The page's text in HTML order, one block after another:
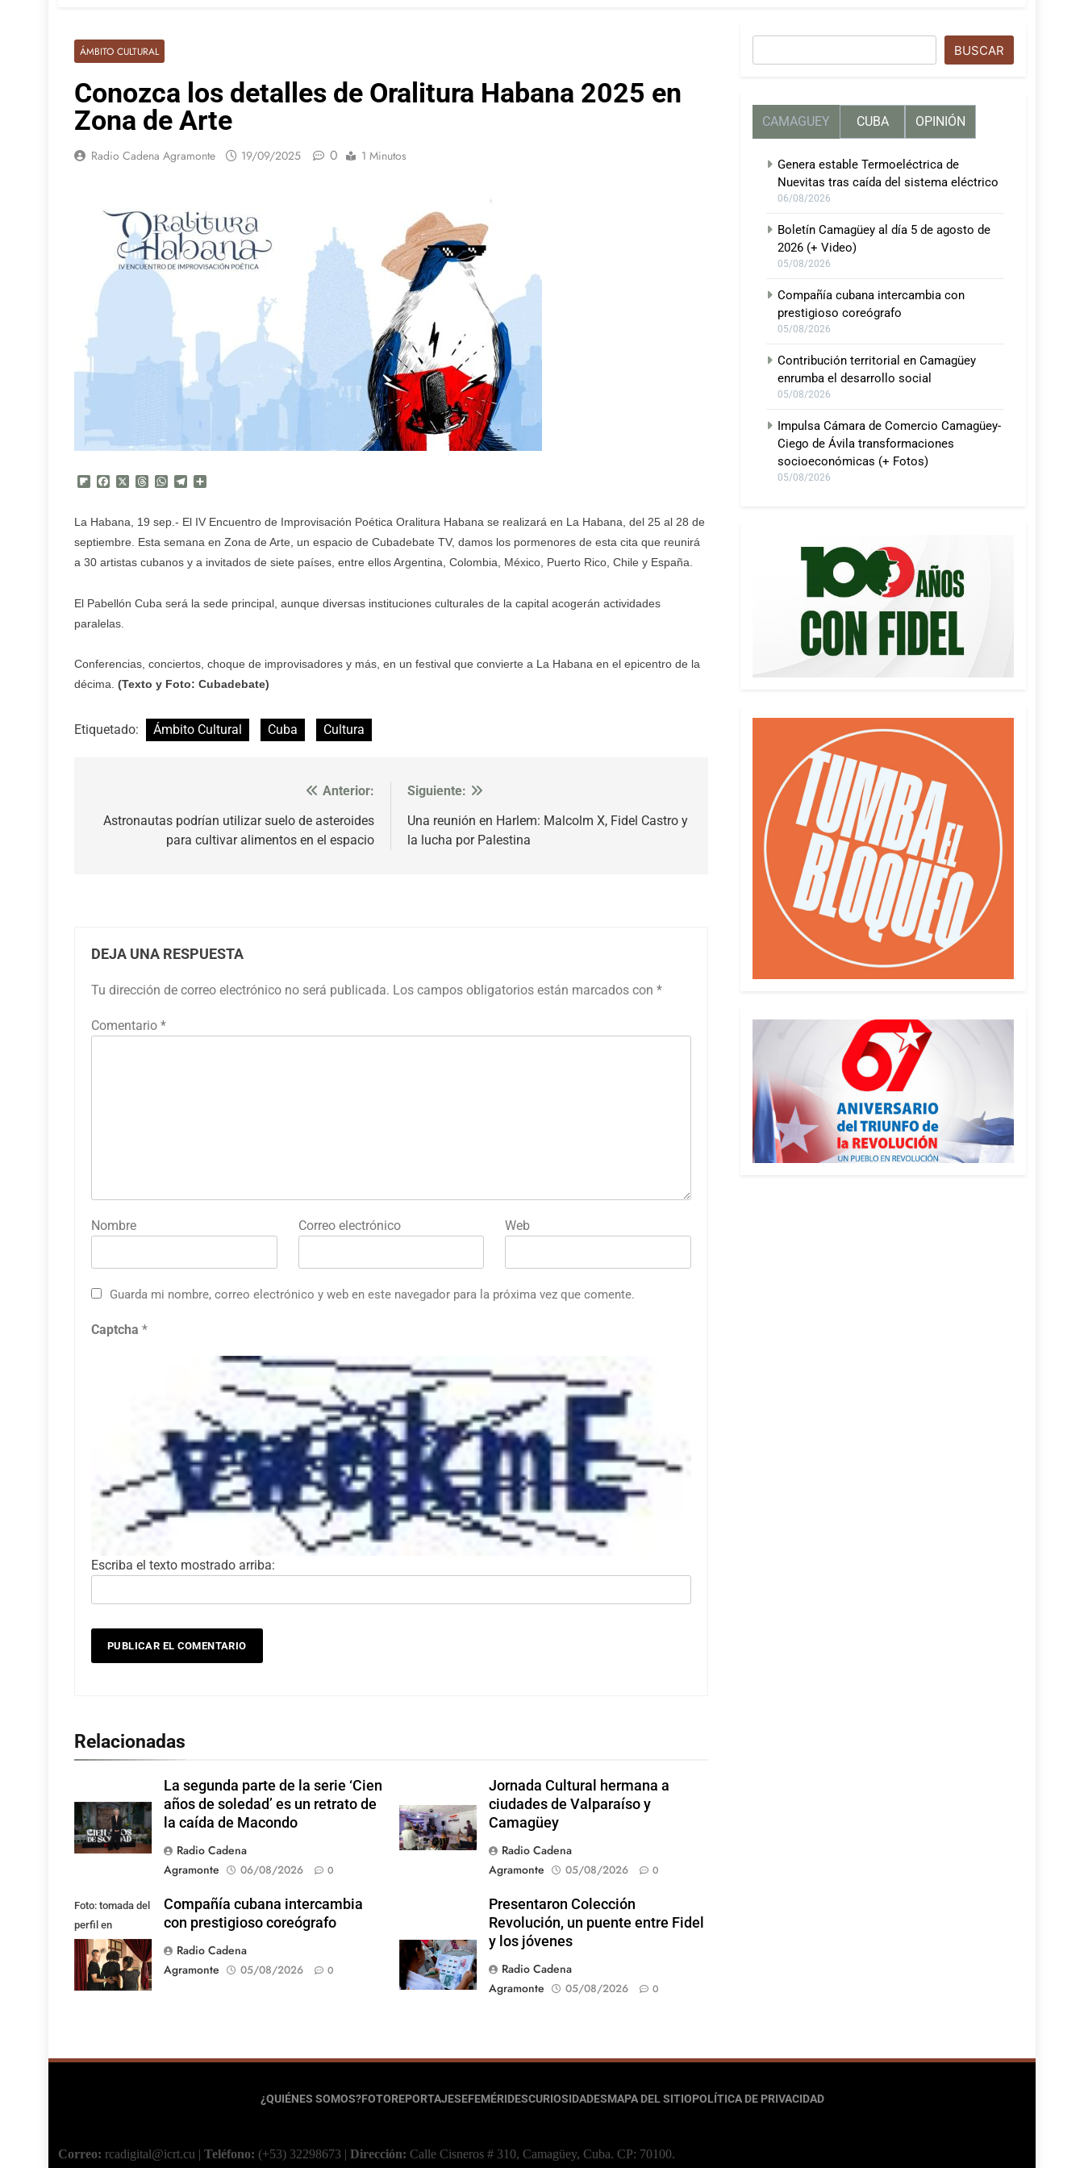
ÁMBITO CULTURAL
Conozca los detalles de Oralitura Habana 2025 en
Zona de Arte
Radio Cadena Agramonte 19/09/2025 0 1 Minutos
Flipboard
FacebookThreadsWhatsApp
Telegram
La Habana, 19 sep.- El IV Encuentro de Improvisación Poética Oralitura Habana se realizará en La Habana, del 25 al 28 de
septiembre. Esta semana en Zona de Arte, un espacio de Cubadebate TV, damos los pormenores de esta cita que reunirá
a 30 artistas cubanos y a invitados de siete países, entre ellos Argentina, Colombia, México, Puerto Rico, Chile y España.
El Pabellón Cuba será la sede principal, aunque diversas instituciones culturales de la capital acogerán actividades
paralelas.
Conferencias, conciertos, choque de improvisadores y más, en un festival que convierte a La Habana en el epicentro de la
décima. (Texto y Foto: Cubadebate)
Etiquetado: Ámbito Cultural Cuba Cultura
de
Anterior:
Astronautas podrían utilizar suelo de asteroides
para cultivar alimentos en el espacio
Siguiente:
Una reunión en Harlem: Malcolm X, Fidel Castro y
la lucha por Palestina
DEJA UNA RESPUESTA
Tu dirección de correo electrónico no será publicada. Los campos obligatorios están marcados con *
Comentario *
Nombre Correo electrónico Web
Guarda mi nombre, correo electrónico y web en este navegador para la próxima vez que comente.
Captcha *
Escriba el texto mostrado arriba:
Relacionadas
La segunda parte de la serie ‘Cien
años de soledad’ es un retrato de
la caída de Macondo
Radio Cadena
Agramonte
06/08/2026 0
Jornada Cultural hermana a
ciudades de Valparaíso y
Camagüey
Radio Cadena
Agramonte
05/08/2026 0
Foto: tomada del
perfil en
Facebook de la
compañía
Compañía cubana intercambia
con prestigioso coreógrafo
Radio Cadena
Agramonte
05/08/2026 0
Presentaron Colección
Revolución, un puente entre Fidel
y los jóvenes
Radio Cadena
Agramonte
05/08/2026 0
BUSCAR
CAMAGUEY CUBA OPINIÓN
Genera estable Termoeléctrica de
Nuevitas tras caída del sistema eléctrico
06/08/2026
Boletín Camagüey al día 5 de agosto de
2026 (+ Video)
05/08/2026
Compañía cubana intercambia con
prestigioso coreógrafo
05/08/2026
Contribución territorial en Camagüey
enrumba el desarrollo social
05/08/2026
Impulsa Cámara de Comercio Camagüey-
Ciego de Ávila transformaciones
socioeconómicas (+ Fotos)
05/08/2026
¿QUIÉNES SOMOS?FOTOREPORTAJESEFEMÉRIDESCURIOSIDADESMAPA DEL SITIOPOLÍTICA DE PRIVACIDAD
Correo: rcadigital@icrt.cu | Teléfono: (+53) 32298673 | Dirección: Calle Cisneros # 310, Camagüey, Cuba. CP: 70100.